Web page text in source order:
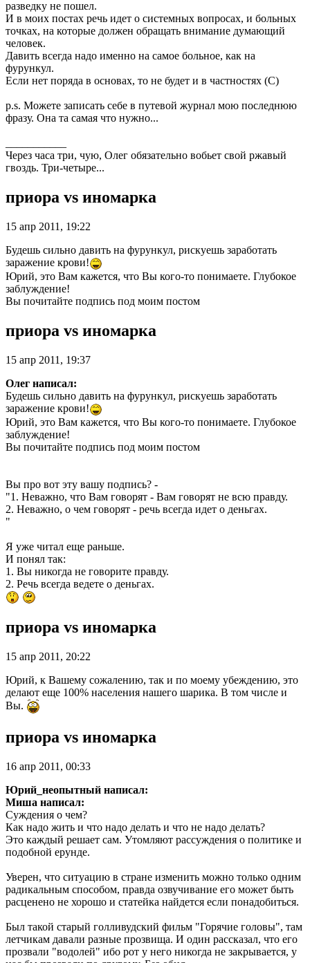
разведку не пошел.
И в моих постах речь идет о системных вопросах, и больных
точках, на которые должен обращать внимание думающий
человек.
Давить всегда надо именно на самое больное, как на
фурункул.
Если нет поряда в основах, то не будет и в частностях (С)
p.s. Можете записать себе в путевой журнал мою последнюю
фразу. Она та самая что нужно...
Через часа три, чую, Олег обязательно вобьет свой ржавый
гвоздь. Три-четыре...
приора vs иномарка
15 апр 2011, 19:22
Будешь сильно давить на фурункул, рискуешь заработать
заражение крови!
Юрий, это Вам кажется, что Вы кого-то понимаете. Глубокое
заблуждение!
Вы почитайте подпись под моим постом
приора vs иномарка
15 апр 2011, 19:37
Олег написал:
Будешь сильно давить на фурункул, рискуешь заработать
заражение крови!
Юрий, это Вам кажется, что Вы кого-то понимаете. Глубокое
заблуждение!
Вы почитайте подпись под моим постом
Вы про вот эту вашу подпись? -
"1. Неважно, что Вам говорят - Вам говорят не всю правду.
2. Неважно, о чем говорят - речь всегда идет о деньгах.
"
Я уже читал еще раньше.
И понял так:
1. Вы никогда не говорите правду.
2. Речь всегда ведете о деньгах.
приора vs иномарка
15 апр 2011, 20:22
Юрий, к Вашему сожалению, так и по моему убеждению, это
делают еще 100% населения нашего шарика. В том числе и
Вы.
приора vs иномарка
16 апр 2011, 00:33
Юрий_неопытный написал:
Миша написал:
Суждения о чем?
Как надо жить и что надо делать и что не надо делать?
Это каждый решает сам. Утомляют рассуждения о политике и
подобной ерунде.
Уверен, что ситуацию в стране изменить можно только одним
радикальным способом, правда озвучивание его может быть
расценено не хорошо и статейка найдется если понадобиться.
Был такой старый голливудский фильм "Горячие головы", там
летчикам давали разные прозвища. И один рассказал, что его
прозвали "водолей" ибо рот у него никогда не закрывается, у